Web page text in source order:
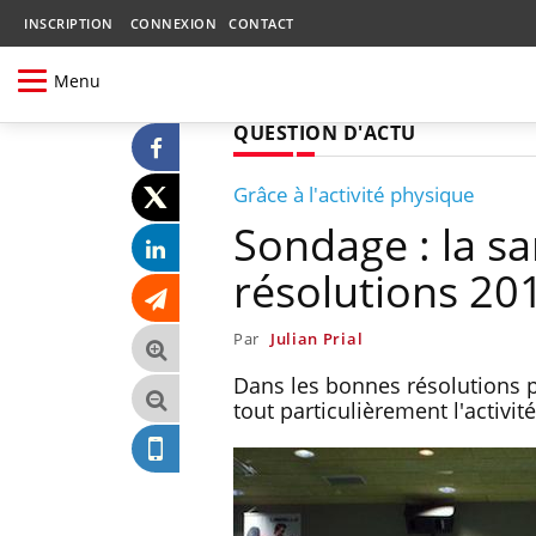
INSCRIPTION CONNEXION CONTACT
Menu
QUESTION D'ACTU
Grâce à l'activité physique
Sondage : la
résolutions
Par Julian Prial
Dans les bonnes résolutions
tout particulièrement